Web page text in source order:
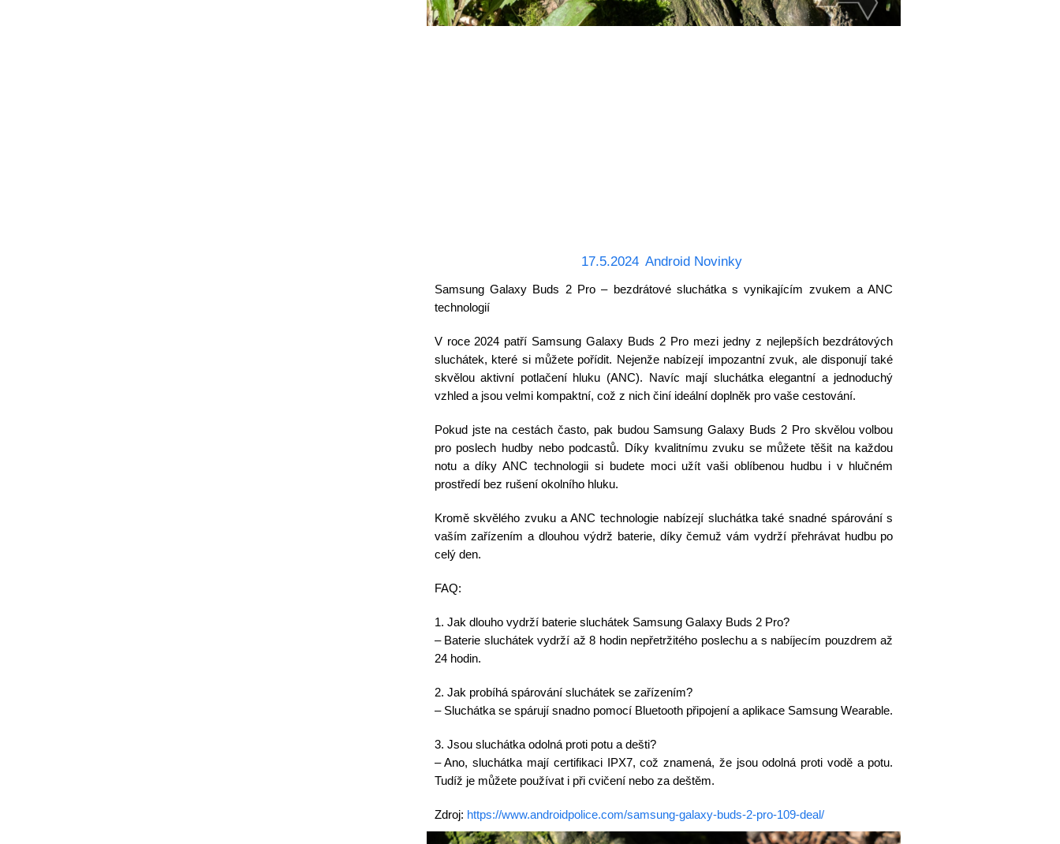
17.5.2024 Android Novinky
Samsung Galaxy Buds 2 Pro – bezdrátové sluchátka s vynikajícím zvukem a ANC
technologií
V roce 2024 patří Samsung Galaxy Buds 2 Pro mezi jedny z nejlepších bezdrátových
sluchátek, které si můžete pořídit. Nejenže nabízejí impozantní zvuk, ale disponují také
skvělou aktivní potlačení hluku (ANC). Navíc mají sluchátka elegantní a jednoduchý
vzhled a jsou velmi kompaktní, což z nich činí ideální doplněk pro vaše cestování.
Pokud jste na cestách často, pak budou Samsung Galaxy Buds 2 Pro skvělou volbou
pro poslech hudby nebo podcastů. Díky kvalitnímu zvuku se můžete těšit na každou
notu a díky ANC technologii si budete moci užít vaši oblíbenou hudbu i v hlučném
prostředí bez rušení okolního hluku.
Kromě skvělého zvuku a ANC technologie nabízejí sluchátka také snadné spárování s
vaším zařízením a dlouhou výdrž baterie, díky čemuž vám vydrží přehrávat hudbu po
celý den.
FAQ:
1. Jak dlouho vydrží baterie sluchátek Samsung Galaxy Buds 2 Pro?
– Baterie sluchátek vydrží až 8 hodin nepřetržitého poslechu a s nabíjecím pouzdrem až
24 hodin.
2. Jak probíhá spárování sluchátek se zařízením?
– Sluchátka se spárují snadno pomocí Bluetooth připojení a aplikace Samsung Wearable.
3. Jsou sluchátka odolná proti potu a dešti?
– Ano, sluchátka mají certifikaci IPX7, což znamená, že jsou odolná proti vodě a potu.
Tudíž je můžete používat i při cvičení nebo za deštěm.
Zdroj: https://www.androidpolice.com/samsung-galaxy-buds-2-pro-109-deal/